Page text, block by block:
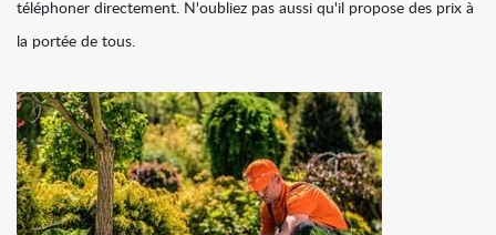
téléphoner directement. N'oubliez pas aussi qu'il propose des prix à
la portée de tous.